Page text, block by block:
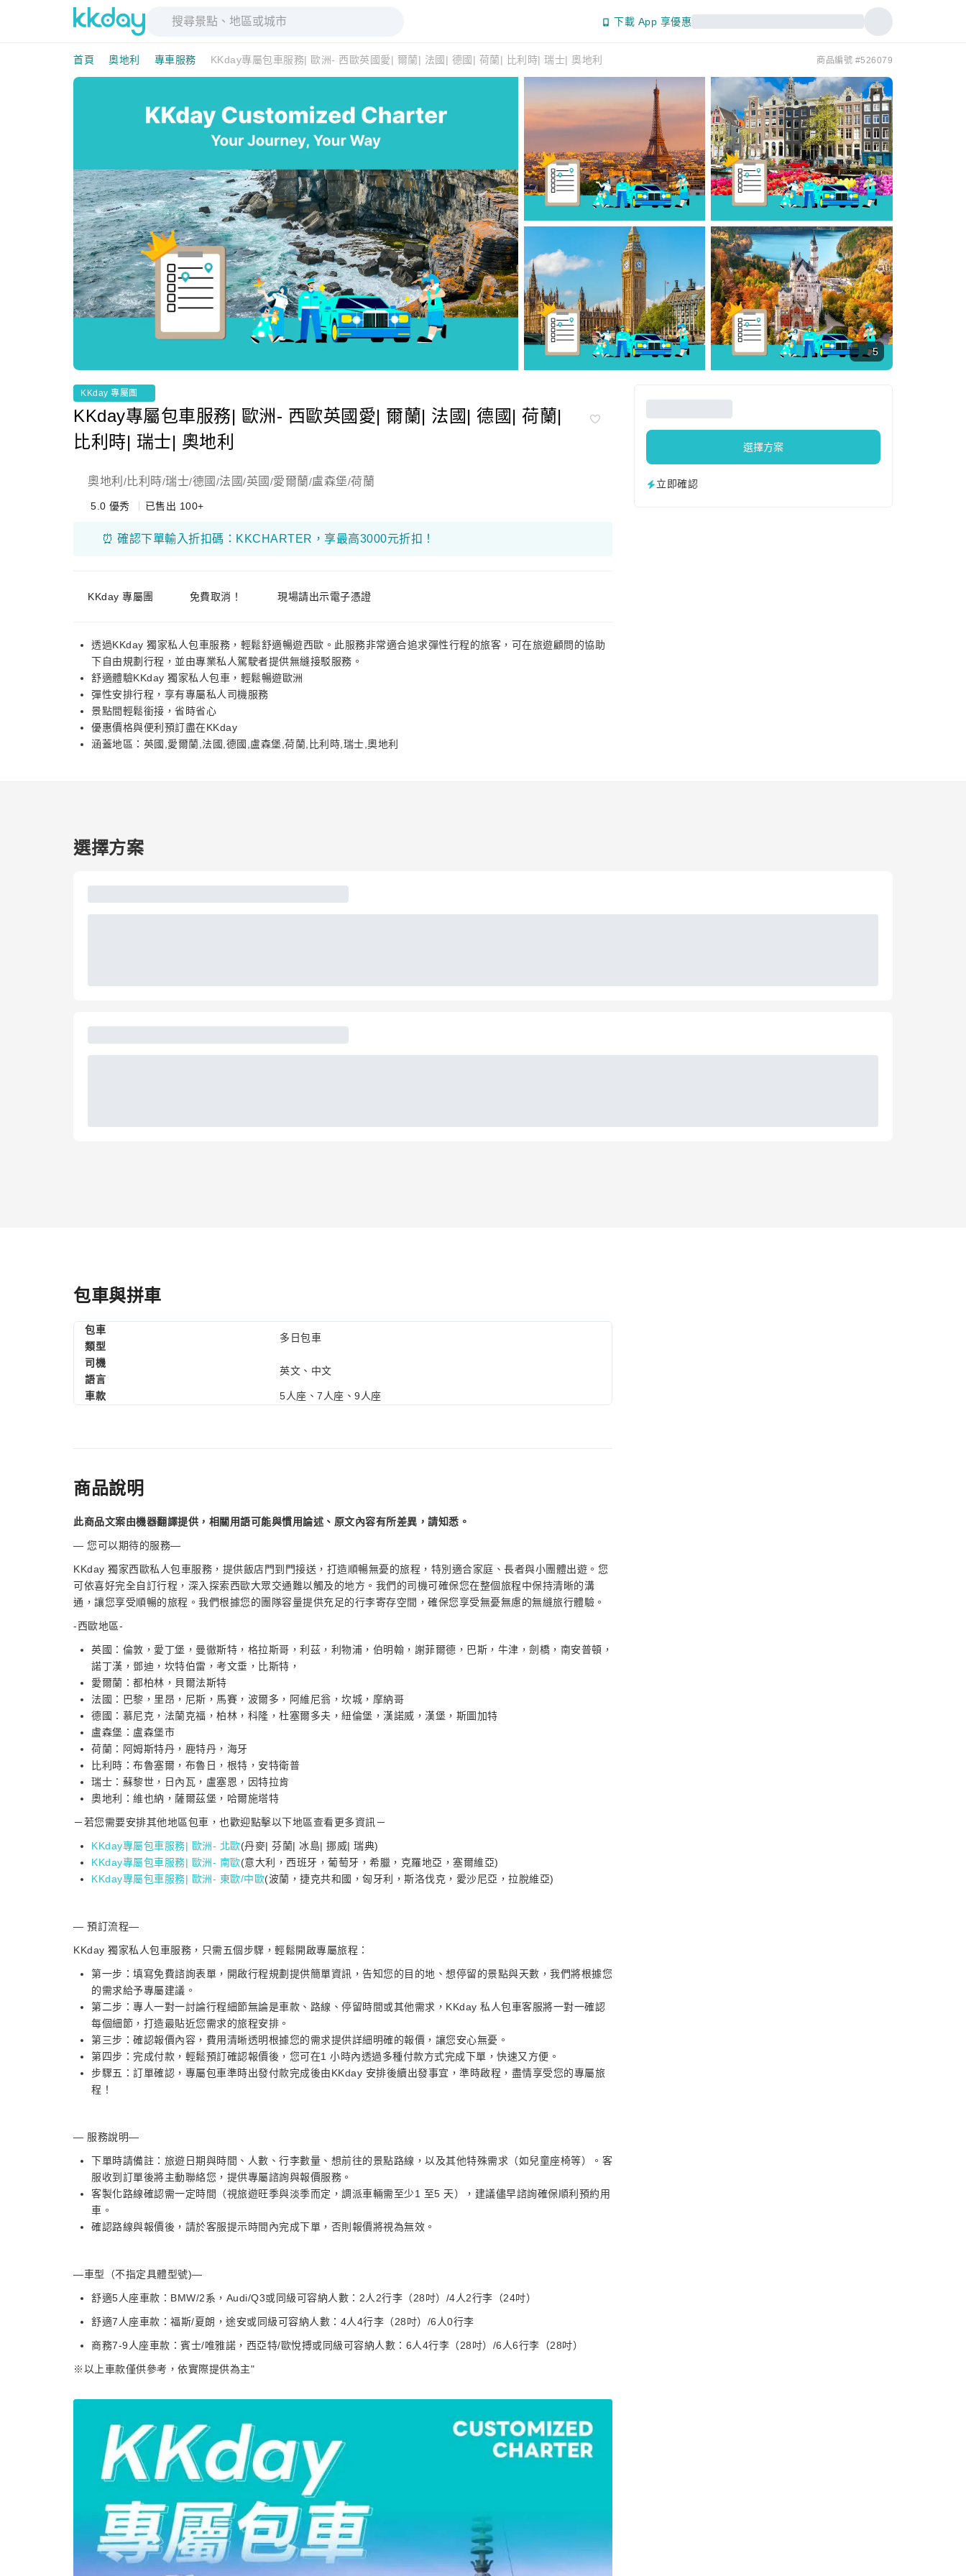
下載 App 享優惠
首頁 奧地利 專車服務 KKday專屬包車服務| 歐洲- 西歐英國愛| 爾蘭| 法國| 德國| 荷蘭| 比利時| 瑞士| 奧地利 商品編號 #526079
5
KKday 專屬團
KKday專屬包車服務| 歐洲- 西歐英國愛| 爾蘭| 法國| 德國| 荷蘭|
比利時| 瑞士| 奧地利
奧地利 /比利時/瑞士/德國 /法國/英國 /愛爾蘭/盧森堡/荷蘭
5.0 優秀 已售出 100+
⏰ 確認下單輸入折扣碼：KKCHARTER，享最高3000元折扣！
KKday 專屬團 免費取消！ 現場請出示電子憑證
透過KKday 獨家私人包車服務，輕鬆舒適暢遊西歐。此服務非常適合追求彈性行程的旅客，可在旅遊顧問的協助
下自由規劃行程，並由專業私人駕駛者提供無縫接駁服務。
舒適體驗KKday 獨家私人包車，輕鬆暢遊歐洲
彈性安排行程，享有專屬私人司機服務
景點間輕鬆銜接，省時省心
優惠價格與便利預訂盡在KKday
涵蓋地區：英國,愛爾蘭,法國,德國,盧森堡,荷蘭,比利時,瑞士,奧地利
選擇方案
立即確認
選擇方案
包車與拼車
包車
類型
多日包車
司機
語言
英文、中文
車款 5人座、7人座、9人座
商品說明
此商品文案由機器翻譯提供，相關用語可能與慣用論述、原文內容有所差異，請知悉。
— 您可以期待的服務—
KKday 獨家西歐私人包車服務，提供飯店門到門接送，打造順暢無憂的旅程，特別適合家庭、長者與小團體出遊。您
可依喜好完全自訂行程，深入探索西歐大眾交通難以觸及的地方。我們的司機可確保您在整個旅程中保持清晰的溝
通，讓您享受順暢的旅程。我們根據您的團隊容量提供充足的行李寄存空間，確保您享受無憂無慮的無縫旅行體驗。
-西歐地區-
英國：倫敦，愛丁堡，曼徹斯特，格拉斯哥，利茲，利物浦，伯明翰，謝菲爾德，巴斯，牛津，劍橋，南安普頓，
諾丁漢，鄧迪，坎特伯雷，考文垂，比斯特，
愛爾蘭：都柏林，貝爾法斯特
法國：巴黎，里昂，尼斯，馬賽，波爾多，阿維尼翁，坎城，摩納哥
德國：慕尼克，法蘭克福，柏林，科隆，杜塞爾多夫，紐倫堡，漢諾威，漢堡，斯圖加特
盧森堡：盧森堡市
荷蘭：阿姆斯特丹，鹿特丹，海牙
比利時：布魯塞爾，布魯日，根特，安特衛普
瑞士：蘇黎世，日內瓦，盧塞恩，因特拉肯
奧地利：維也納，薩爾茲堡，哈爾施塔特
－若您需要安排其他地區包車，也歡迎點擊以下地區查看更多資訊－
KKday專屬包車服務| 歐洲- 北歐(丹麥| 芬蘭| 冰島| 挪威| 瑞典)
KKday專屬包車服務| 歐洲- 南歐(意大利，西班牙，葡萄牙，希臘，克羅地亞，塞爾維亞)
KKday專屬包車服務| 歐洲- 東歐/中歐(波蘭，捷克共和國，匈牙利，斯洛伐克，愛沙尼亞，拉脫維亞)
— 預訂流程—
KKday 獨家私人包車服務，只需五個步驟，輕鬆開啟專屬旅程：
第一步：填寫免費諮詢表單，開啟行程規劃提供簡單資訊，告知您的目的地、想停留的景點與天數，我們將根據您
的需求給予專屬建議。
第二步：專人一對一討論行程細節無論是車款、路線、停留時間或其他需求，KKday 私人包車客服將一對一確認
每個細節，打造最貼近您需求的旅程安排。
第三步：確認報價內容，費用清晰透明根據您的需求提供詳細明確的報價，讓您安心無憂。
第四步：完成付款，輕鬆預訂確認報價後，您可在1 小時內透過多種付款方式完成下單，快速又方便。
步驟五：訂單確認，專屬包車準時出發付款完成後由KKday 安排後續出發事宜，準時啟程，盡情享受您的專屬旅
程！
— 服務說明—
下單時請備註：旅遊日期與時間、人數、行李數量、想前往的景點路線，以及其他特殊需求（如兒童座椅等）。客
服收到訂單後將主動聯絡您，提供專屬諮詢與報價服務。
客製化路線確認需一定時間（視旅遊旺季與淡季而定，調派車輛需至少1 至5 天），建議儘早諮詢確保順利預約用
車。
確認路線與報價後，請於客服提示時間內完成下單，否則報價將視為無效。
—車型（不指定具體型號)—
舒適5人座車款：BMW/2系，Audi/Q3或同級可容納人數：2人2行李（28吋）/4人2行李（24吋）
舒適7人座車款：福斯/夏朗，途安或同級可容納人數：4人4行李（28吋）/6人0行李
商務7-9人座車款：賓士/唯雅諾，西亞特/歐悅搏或同級可容納人數：6人4行李（28吋）/6人6行李（28吋）
※以上車款僅供參考，依實際提供為主"